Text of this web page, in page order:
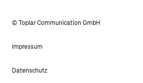
© Toplar Communication GmbH
Impressum
Datenschutz